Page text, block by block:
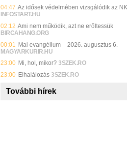
04:47 Az idősek védelmében vizsgálódik az
INFOSTART.HU
02:12 Ami nem működik, azt ne erőltessük
BIRCAHANG.ORG
00:01
Mai evangélium – 2026. augusztus 6.
MAGYARKURIR.HU
23:00 Mi, hol, mikor? 3SZEK.RO
23:00 Elhalálozás 3SZEK.RO
További hírek